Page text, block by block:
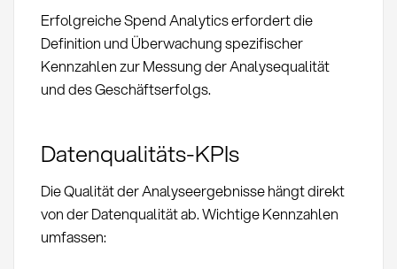
Erfolgreiche Spend Analytics erfordert die
Definition und Überwachung spezifischer
Kennzahlen zur Messung der Analysequalität
und des Geschäftserfolgs.
Datenqualitäts-KPIs
Die Qualität der Analyseergebnisse hängt direkt
von der Datenqualität ab. Wichtige Kennzahlen
umfassen: